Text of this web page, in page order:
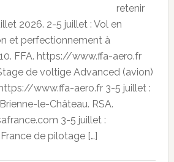
retenir
2026. 2-5 juillet : Vol en
et perfectionnement à
FFA. https://www.ffa-aero.fr
de voltige Advanced (avion)
www.ffa-aero.fr 3-5 juillet :
le-Château. RSA.
3-5 juillet :
de pilotage […]